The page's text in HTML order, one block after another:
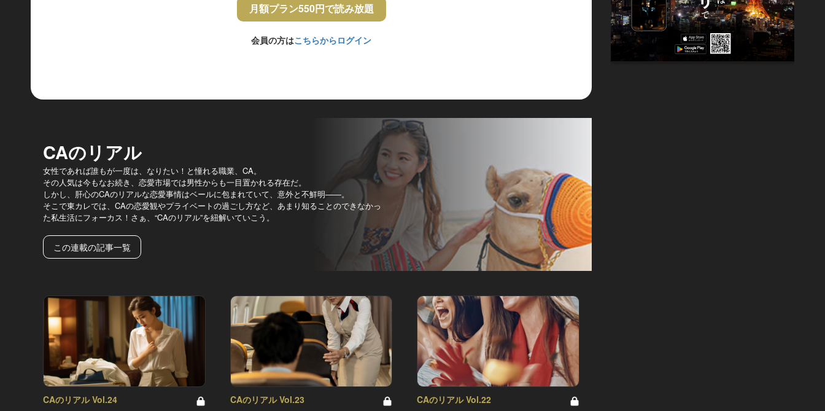
月額プラン550円で読み放題
会員の方はこちらからログイン
CAのリアル
女性であれば誰もが一度は、なりたい！と憧れる職業、CA。
その人気は今もなお続き、恋愛市場では男性からも一目置かれる存在だ。
しかし、肝心のCAのリアルな恋愛事情はベールに包まれていて、意外と不鮮明――。
そこで東カレでは、CAの恋愛観やプライベートの過ごし方など、あまり知ることのできなかっ
た私生活にフォーカス！さぁ、“CAのリアル”を紐解いていこう。
この連載の記事一覧
CAのリアル Vol.24 CAのリアル Vol.23 CAのリアル Vol.22